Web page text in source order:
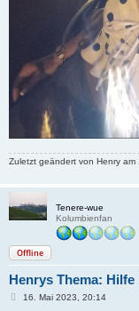
Zuletzt geändert von Henry am
Tenere-wue
Kolumbienfan
Offline
Henrys Thema:
B16. Mai 2023, 20:14